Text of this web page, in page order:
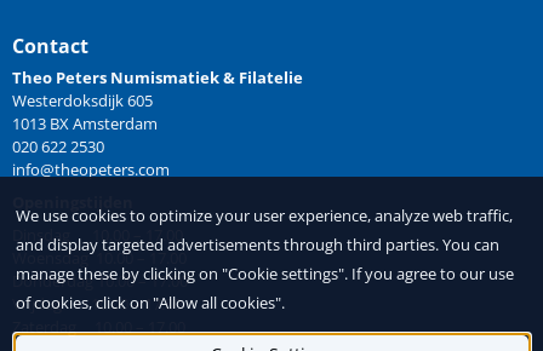
Contact
Theo Peters Numismatiek & Filatelie
Westerdoksdijk 605
1013 BX Amsterdam
020 622 2530
info@theopeters.com
Dinsdag 10.00 – 17.00
Woensdag 10.00 – 17.00
Donderdag 10.00 – 17.00
Vrijdag 10.00 – 17.00
Zaterdag 10.00 – 17.00
We use cookies to optimize your user experience, analyze web traffic,
and display targeted advertisements through third parties. You can
manage these by clicking on "Cookie settings". If you agree to our use
of cookies, click on "Allow all cookies".